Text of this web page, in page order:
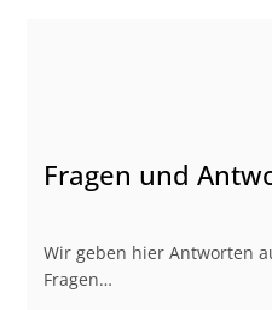
Fragen und
Wir geben hier Antworten
Fragen…